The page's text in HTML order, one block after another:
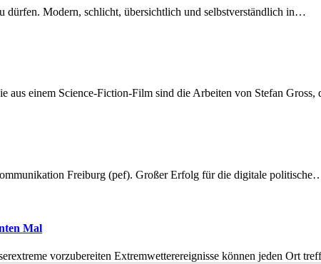
dürfen. Modern, schlicht, übersichtlich und selbstverständlich in…
einem Science-Fiction-Film sind die Arbeiten von Stefan
Freiburg (pef). Großer Erfolg für die digitale
Mal
vorzubereiten Extremwetterereignisse können jeden Ort